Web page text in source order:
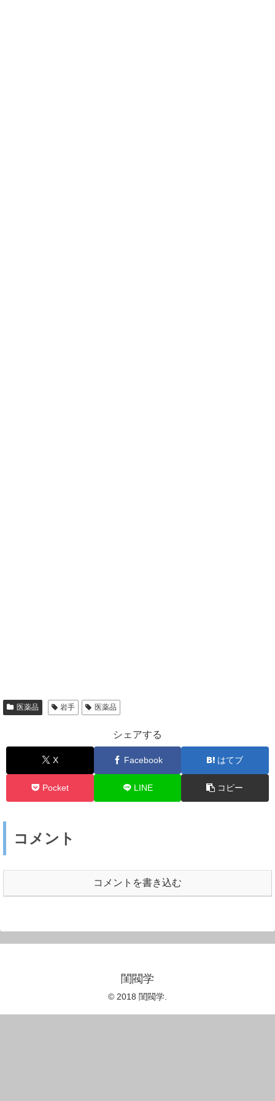
医薬品 岩手 医薬品
シェアする
X Facebook はてブ
Pocket LINE コピー
コメント
コメントを書き込む
閨閥学
© 2018 閨閥学.